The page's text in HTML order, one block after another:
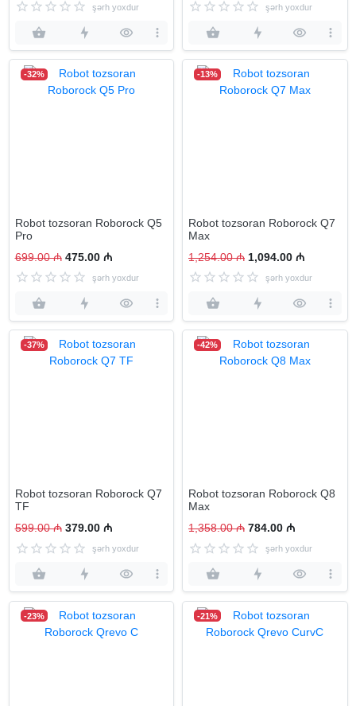
şərh yoxdur şərh yoxdur
-32%
Robot tozsoran Roborock Q5
Pro
699.00 ₼ 475.00 ₼
şərh yoxdur
-13%
Robot tozsoran Roborock Q7
Max
1,254.00 ₼ 1,094.00 ₼
şərh yoxdur
-37%
Robot tozsoran Roborock Q7
TF
599.00 ₼ 379.00 ₼
şərh yoxdur
-42%
Robot tozsoran Roborock Q8
Max
1,358.00 ₼ 784.00 ₼
şərh yoxdur
-23% -21%